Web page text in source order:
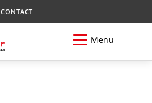
CONTACT
Menu